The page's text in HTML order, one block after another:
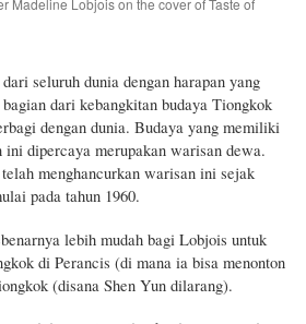
Madeline Lobjois on the cover of Taste of
seluruh dunia dengan harapan yang
dari kebangkitan budaya Tiongkok
dengan dunia. Budaya yang memiliki
ini dipercaya merupakan warisan dewa.
menghancurkan warisan ini sejak
pada tahun 1960.
lebih mudah bagi Lobjois untuk
di Perancis (di mana ia bisa menonton
(disana Shen Yun dilarang).